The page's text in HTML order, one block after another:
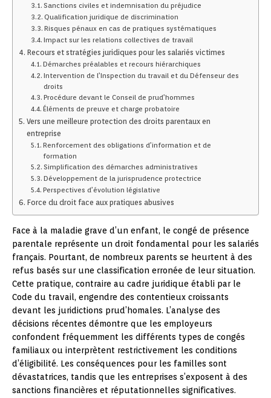
Sanctions civiles et indemnisation du préjudice
Qualification juridique de discrimination
Risques pénaux en cas de pratiques systématiques
Impact sur les relations collectives de travail
Recours et stratégies juridiques pour les salariés victimes
Démarches préalables et recours hiérarchiques
Intervention de l’Inspection du travail et du Défenseur des
droits
Procédure devant le Conseil de prud’hommes
Éléments de preuve et charge probatoire
Vers une meilleure protection des droits parentaux en
entreprise
Renforcement des obligations d’information et de
formation
Simplification des démarches administratives
Développement de la jurisprudence protectrice
Perspectives d’évolution législative
Force du droit face aux pratiques abusives
Face à la maladie grave d’un enfant, le congé de présence
parentale représente un droit fondamental pour les salariés
français. Pourtant, de nombreux parents se heurtent à des
refus basés sur une classification erronée de leur situation.
Cette pratique, contraire au cadre juridique établi par le
Code du travail, engendre des contentieux croissants
devant les juridictions prud’homales. L’analyse des
décisions récentes démontre que les employeurs
confondent fréquemment les différents types de congés
familiaux ou interprètent restrictivement les conditions
d’éligibilité. Les conséquences pour les familles sont
dévastatrices, tandis que les entreprises s’exposent à des
sanctions financières et réputationnelles significatives.